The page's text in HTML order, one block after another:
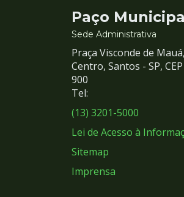
Contato
e
Redes
Sociais
Paço
Sede Administrativa
Praça Visconde de
Centro, Santos - SP,
900
Tel:
(13) 3201-5000
Lei de Acesso à
Sitemap
Imprensa